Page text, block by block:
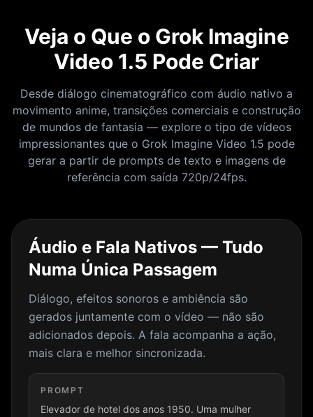
Veja o Que o Grok Imagine
Video 1.5 Pode Criar
Desde diálogo cinematográfico com áudio nativo a
movimento anime, transições comerciais e construção
de mundos de fantasia — explore o tipo de vídeos
impressionantes que o Grok Imagine Video 1.5 pode
gerar a partir de prompts de texto e imagens de
referência com saída 720p/24fps.
Áudio e Fala Nativos — Tudo
Numa Única Passagem
Diálogo, efeitos sonoros e ambiência são
gerados juntamente com o vídeo — não são
adicionados depois. A fala acompanha a ação,
mais clara e melhor sincronizada.
PROMPT
Elevador de hotel dos anos 1950. Uma mulher